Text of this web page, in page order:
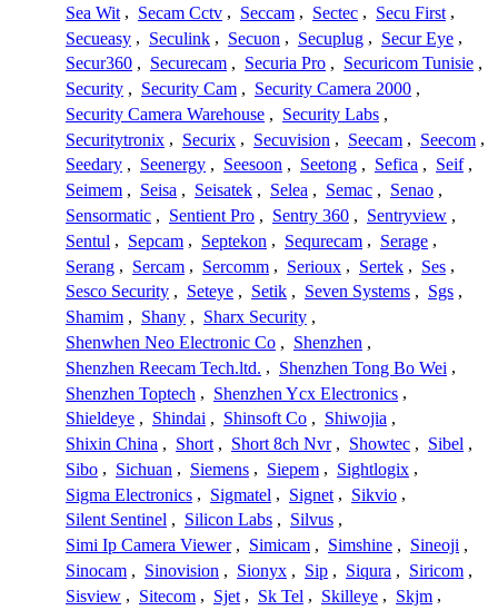
Sea Wit , Secam Cctv , Seccam , Sectec , Secu First ,
Secueasy , Seculink , Secuon , Secuplug , Secur Eye ,
Secur360 , Securecam , Securia Pro , Securicom Tunisie ,
Security , Security Cam , Security Camera 2000 ,
Security Camera Warehouse , Security Labs ,
Securitytronix , Securix , Secuvision , Seecam , Seecom ,
Seedary , Seenergy , Seesoon , Seetong , Sefica , Seif ,
Seimem , Seisa , Seisatek , Selea , Semac , Senao ,
Sensormatic , Sentient Pro , Sentry 360 , Sentryview ,
Sentul , Sepcam , Septekon , Sequrecam , Serage ,
Serang , Sercam , Sercomm , Serioux , Sertek , Ses ,
Sesco Security , Seteye , Setik , Seven Systems , Sgs ,
Shamim , Shany , Sharx Security ,
Shenwhen Neo Electronic Co , Shenzhen ,
Shenzhen Reecam Tech.ltd. , Shenzhen Tong Bo Wei ,
Shenzhen Toptech , Shenzhen Ycx Electronics ,
Shieldeye , Shindai , Shinsoft Co , Shiwojia ,
Shixin China , Short , Short 8ch Nvr , Showtec , Sibel ,
Sibo , Sichuan , Siemens , Siepem , Sightlogix ,
Sigma Electronics , Sigmatel , Signet , Sikvio ,
Silent Sentinel , Silicon Labs , Silvus ,
Simi Ip Camera Viewer , Simicam , Simshine , Sineoji ,
Sinocam , Sinovision , Sionyx , Sip , Siqura , Siricom ,
Sisview , Sitecom , Sjet , Sk Tel , Skilleye , Skjm ,